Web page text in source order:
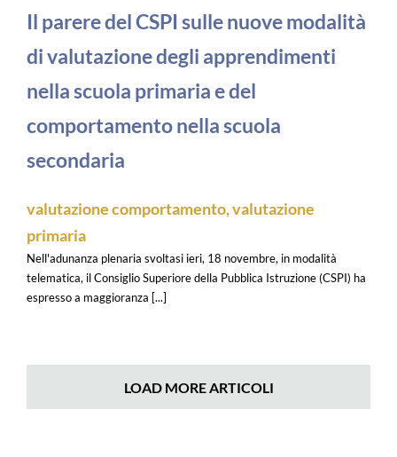
Il parere del CSPI sulle nuove modalità
di valutazione degli apprendimenti
nella scuola primaria e del
comportamento nella scuola
secondaria
valutazione comportamento,valutazione
primaria
Nell'adunanza plenaria svoltasi ieri, 18 novembre, in modalità
telematica, il Consiglio Superiore della Pubblica Istruzione (CSPI) ha
espresso a maggioranza [...]
LOAD MORE ARTICOLI